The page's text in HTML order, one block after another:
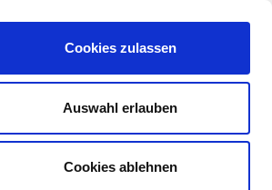
Cookies zulassen
Auswahl erlauben
Cookies ablehnen